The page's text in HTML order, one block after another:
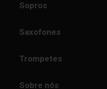
Sopros
Saxofones
Trompetes
Sobre nós